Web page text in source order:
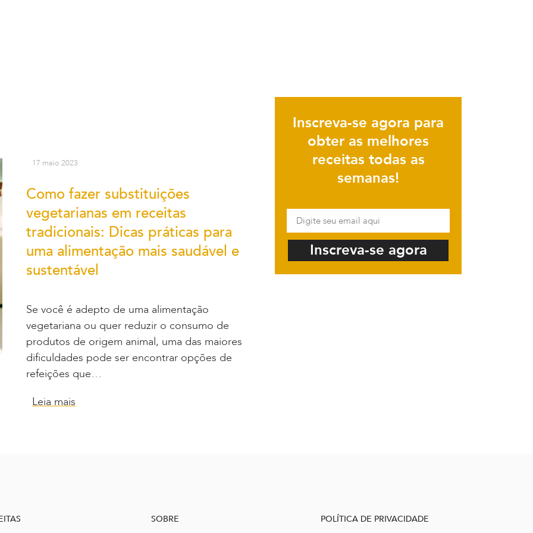
17 maio 2023
Como fazer substituições
vegetarianas em receitas
tradicionais: Dicas práticas para
uma alimentação mais saudável e
sustentável
Se você é adepto de uma alimentação
vegetariana ou quer reduzir o consumo de
produtos de origem animal, uma das maiores
dificuldades pode ser encontrar opções de
refeições que…
Leia mais
Inscreva-se agora para
obter as melhores
receitas todas as
semanas!
Inscreva-se agora
SOBRE POLÍTICA DE PRIVACIDADE